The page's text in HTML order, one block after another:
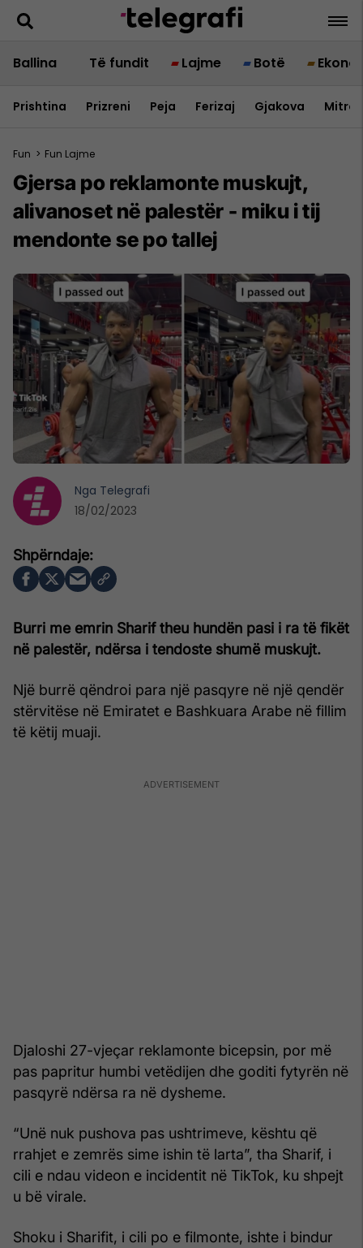
Ballina Të fundit Lajme Botë
Prishtina Prizreni Peja Ferizaj Gjakova
Fun > Fun Lajme
Gjersa po reklamonte muskujt,
alivanoset në palestër - miku i tij
mendonte se po tallej
Burri me emrin Sharif theu hundën pasi i ra të fikët
në palestër, ndërsa i tendoste shumë muskujt.
Një burrë qëndroi para një pasqyre në një qendër
stërvitëse në Emiratet e Bashkuara Arabe në fillim
të këtij muaji.
Djaloshi 27-vjeçar reklamonte bicepsin, por më
pas papritur humbi vetëdijen dhe goditi fytyrën në
pasqyrë ndërsa ra në dysheme.
“Unë nuk pushova pas ushtrimeve, kështu që
rrahjet e zemrës sime ishin të larta”, tha Sharif, i
cili e ndau videon e incidentit në TikTok, ku shpejt
u bë virale.
Shoku i Sharifit, i cili po e filmonte, ishte i bindur
Nga Telegrafi
18/02/2023